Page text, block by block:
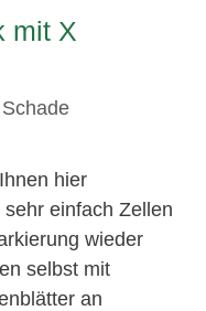
mit X
hier
einfach Zellen
wieder
selbst mit
an